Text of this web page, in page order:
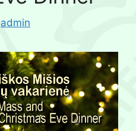
admin